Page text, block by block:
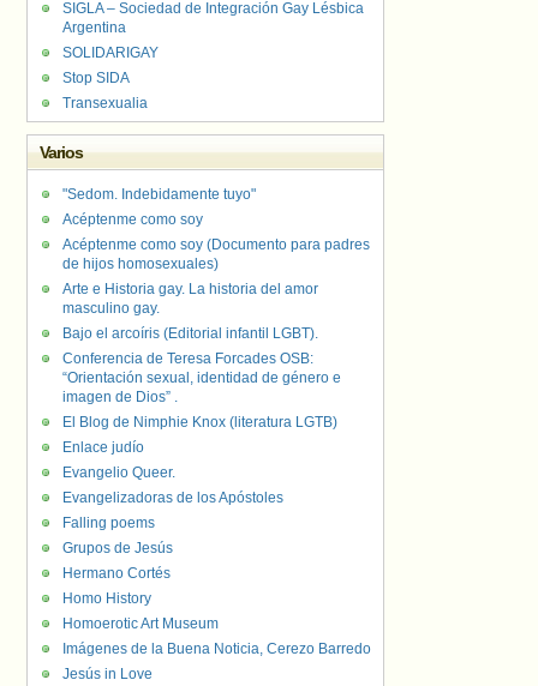
SIGLA – Sociedad de Integración Gay Lésbica
Argentina
SOLIDARIGAY
Stop SIDA
Transexualia
Varios
"Sedom. Indebidamente tuyo"
Acéptenme como soy
Acéptenme como soy (Documento para padres
de hijos homosexuales)
Arte e Historia gay. La historia del amor
masculino gay.
Bajo el arcoíris (Editorial infantil LGBT).
Conferencia de Teresa Forcades OSB:
“Orientación sexual, identidad de género e
imagen de Dios” .
El Blog de Nimphie Knox (literatura LGTB)
Enlace judío
Evangelio Queer.
Evangelizadoras de los Apóstoles
Falling poems
Grupos de Jesús
Hermano Cortés
Homo History
Homoerotic Art Museum
Imágenes de la Buena Noticia, Cerezo Barredo
Jesús in Love